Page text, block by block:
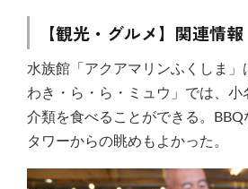
【観光・グルメ】関連情報
水族館「アクアマリンふくしま」
わき・ら・ら・ミュウ」では、小
介類を食べることができる。
タワーからの眺めもよかった。